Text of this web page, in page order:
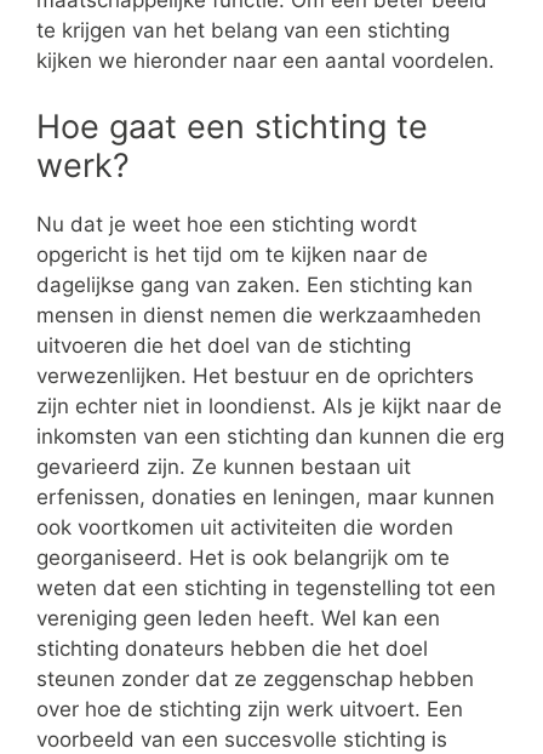
te krijgen van het belang van een stichting
kijken we hieronder naar een aantal voordelen.
Hoe gaat een stichting te
werk?
Nu dat je weet hoe een stichting wordt
opgericht is het tijd om te kijken naar de
dagelijkse gang van zaken. Een stichting kan
mensen in dienst nemen die werkzaamheden
uitvoeren die het doel van de stichting
verwezenlijken. Het bestuur en de oprichters
zijn echter niet in loondienst. Als je kijkt naar de
inkomsten van een stichting dan kunnen die erg
gevarieerd zijn. Ze kunnen bestaan uit
erfenissen, donaties en leningen, maar kunnen
ook voortkomen uit activiteiten die worden
georganiseerd. Het is ook belangrijk om te
weten dat een stichting in tegenstelling tot een
vereniging geen leden heeft. Wel kan een
stichting donateurs hebben die het doel
steunen zonder dat ze zeggenschap hebben
over hoe de stichting zijn werk uitvoert. Een
voorbeeld van een succesvolle stichting is